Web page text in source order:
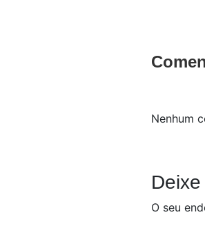
Nenhum
O seu